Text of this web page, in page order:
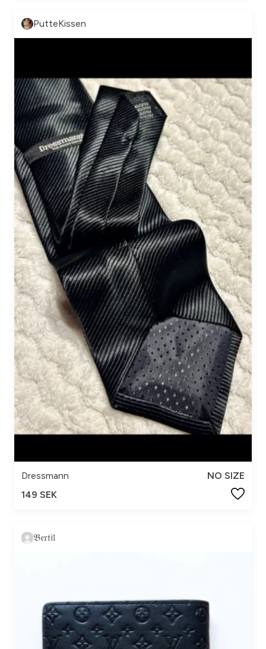
PutteKissen
Dressmann
NO SIZE
149 SEK
𝔅𝔢𝔯𝔱𝔦𝔩